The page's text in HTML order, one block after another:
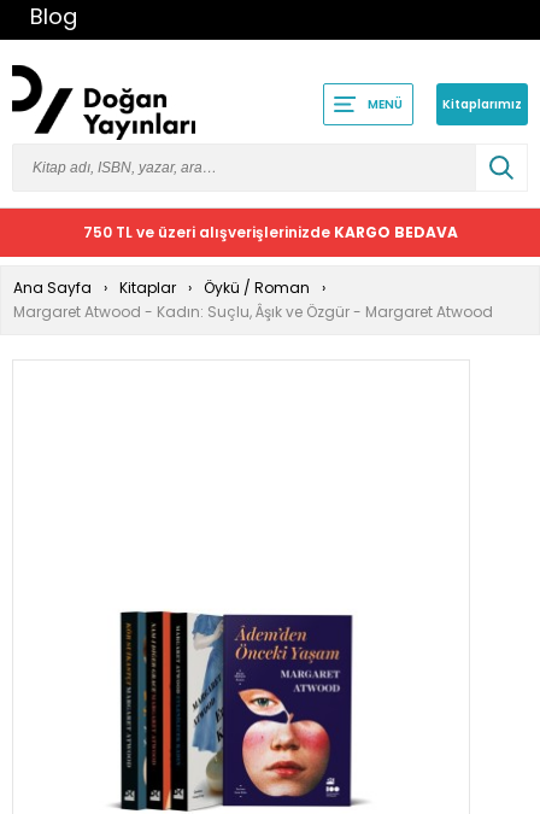
Blog
MENÜ Kitaplarımız
750 TL ve üzeri alışverişlerinizde KARGO BEDAVA
Ana Sayfa Kitaplar
Öykü / Roman
Margaret Atwood - Kadın: Suçlu, Âşık ve Özgür - Margaret Atwood